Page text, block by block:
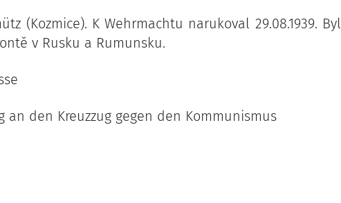
(Kozmice). K Wehrmachtu narukoval 29.08.1939. Byl
v Rusku a Rumunsku.
an den Kreuzzug gegen den Kommunismus